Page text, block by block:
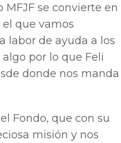
se convierte en
que vamos
labor de ayuda a los
por lo que Feli
donde nos manda
Fondo, que con su
misión y nos